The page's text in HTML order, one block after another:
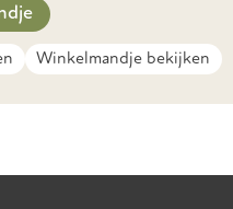
Winkelmandje bekijken